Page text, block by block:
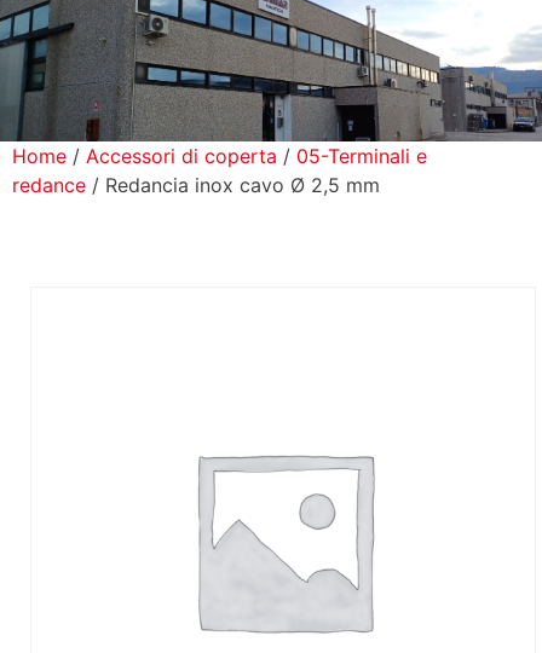
Prodotti
Home / Accessori di coperta / 05-Terminali e
redance / Redancia inox cavo Ø 2,5 mm